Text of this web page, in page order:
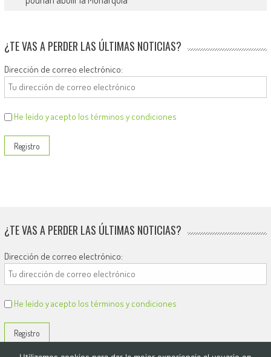
¿TE VAS A PERDER LAS ÚLTIMAS NOTICIAS?
Dirección de correo electrónico:
He leído y acepto los términos y condiciones
¿TE VAS A PERDER LAS ÚLTIMAS NOTICIAS?
Dirección de correo electrónico:
He leído y acepto los términos y condiciones